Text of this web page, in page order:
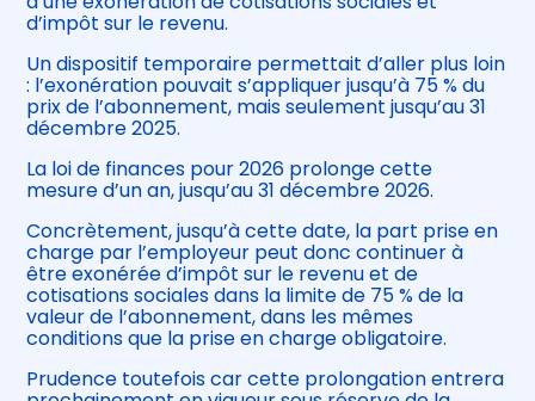
d’impôt sur le revenu.
Un dispositif temporaire permettait d’aller plus loin
: l’exonération pouvait s’appliquer jusqu’à 75 % du
prix de l’abonnement, mais seulement jusqu’au 31
décembre 2025.
La loi de finances pour 2026 prolonge cette
mesure d’un an, jusqu’au 31 décembre 2026.
Concrètement, jusqu’à cette date, la part prise en
charge par l’employeur peut donc continuer à
être exonérée d’impôt sur le revenu et de
cotisations sociales dans la limite de 75 % de la
valeur de l’abonnement, dans les mêmes
conditions que la prise en charge obligatoire.
Prudence toutefois car cette prolongation entrera